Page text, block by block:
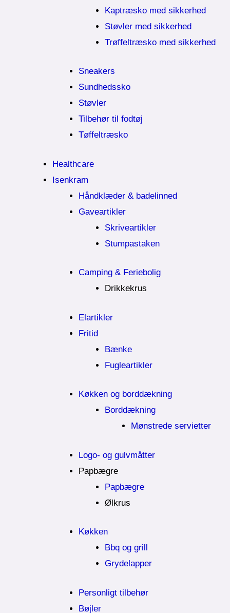
Kaptræsko med sikkerhed
Støvler med sikkerhed
Trøffeltræsko med sikkerhed
Sneakers
Sundhedssko
Støvler
Tilbehør til fodtøj
Tøffeltræsko
Healthcare
Isenkram
Håndklæder & badelinned
Gaveartikler
Skriveartikler
Stumpastaken
Camping & Feriebolig
Drikkekrus
Elartikler
Fritid
Bænke
Fugleartikler
Køkken og borddækning
Borddækning
Mønstrede servietter
Logo- og gulvmåtter
Papbægre
Papbægre
Ølkrus
Køkken
Bbq og grill
Grydelapper
Personligt tilbehør
Bøjler